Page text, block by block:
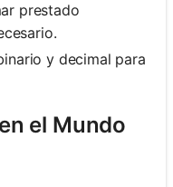
prestado
y decimal para
el Mundo